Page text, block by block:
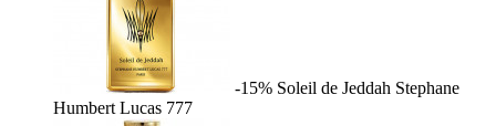
-15% Soleil de Jeddah Stephane
Humbert Lucas 777